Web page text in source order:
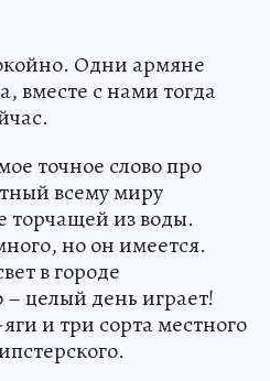
Одни армяне
вместе с нами тогда
точное слово про
всему миру
торчащей из воды.
но он имеется.
в городе
– целый день играет!
и три сорта местного